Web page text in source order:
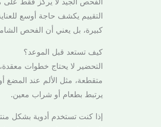
التقييم يكشف حاجة أوسع
كبيرة، بل يعني أن الفحص
كيف تستعد قبل الموعد؟
التحضير لا يحتاج خطوات
متقطعة، مثل الألم عند
يرتبط بطعام أو شراب معين.
إذا كنت تستخدم أدوية بشكل